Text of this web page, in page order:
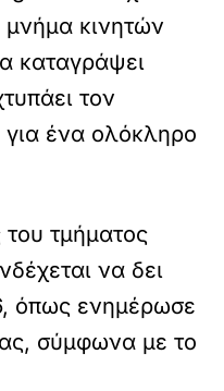
μνήμα κινητών
καταγράψει
τον
ένα ολόκληρο
τμήματος
να δει
όπως ενημέρωσε
σύμφωνα με το